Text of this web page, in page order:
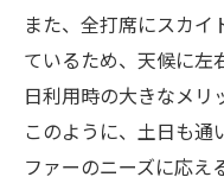
また、全打席にスカイ
ているため、天候に左
日利用時の大きなメリ
このように、土日も
ファーのニーズに応え